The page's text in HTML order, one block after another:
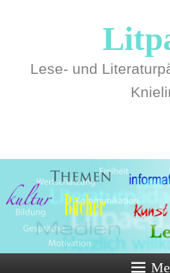
Lese- und